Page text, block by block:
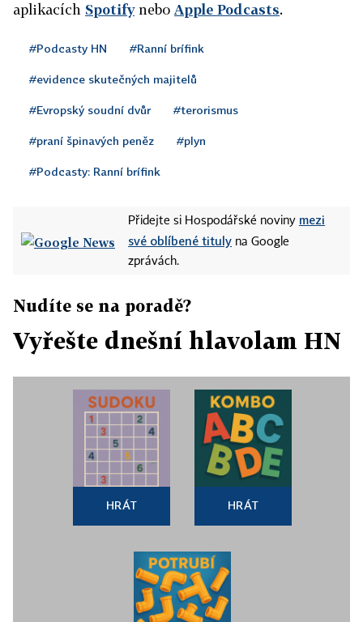
aplikacích Spotifynebo Apple Podcasts.
#Podcasty HN #Ranní brífink
#evidence skutečných majitelů
#Evropský soudní dvůr #terorismus
#praní špinavých peněz #plyn
#Podcasty: Ranní brífink
Přidejte si Hospodářské noviny mezi
své oblíbené tituly na Google
zprávách.
Nudíte se na poradě?
Vyřešte dnešní hlavolam HN
HRÁT HRÁT